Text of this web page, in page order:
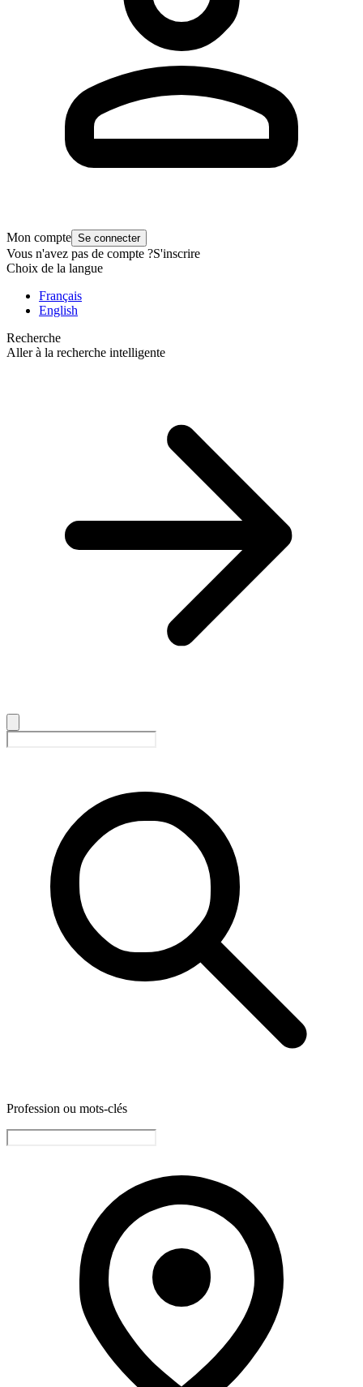
Mon compte Se connecter
Vous n'avez pas de compte ?S'inscrire
Choix de la langue
Français
English
Recherche
Aller à la recherche intelligente
Profession ou mots-clés